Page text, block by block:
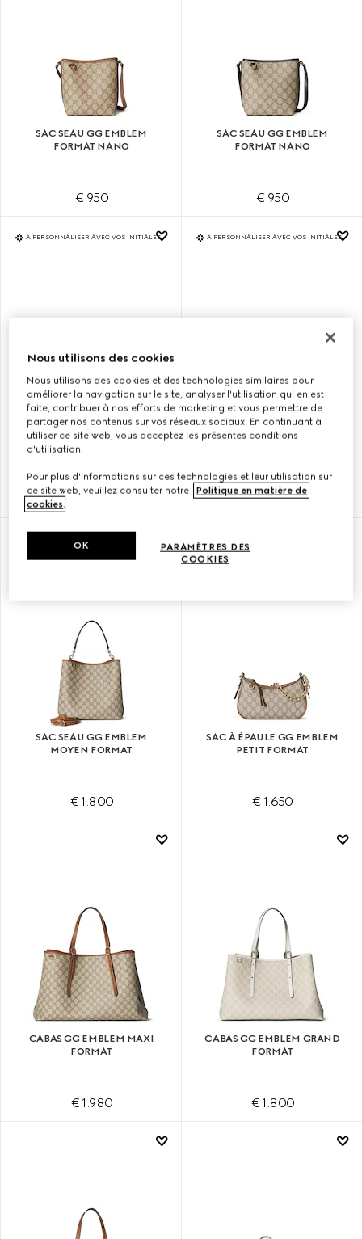
SAC SEAU GG EMBLEM
FORMAT NANO
€ 950
SAC SEAU GG EMBLEM
FORMAT NANO
€ 950
À PERSONNALISER AVEC VOS INITIALES
SAC SEAU GG EMBLEM PETIT
FORMAT
€ 1.700
À PERSONNALISER AVEC VOS INITIALES
SAC SEAU GG EMBLEM PETIT
€ 1.700
SAC SEAU GG EMBLEM
MOYEN FORMAT
€ 1.800
SAC À ÉPAULE GG EMBLEM
PETIT FORMAT
€ 1.650
CABAS GG EMBLEM MAXI
FORMAT
€ 1.980
CABAS GG EMBLEM GRAND
FORMAT
€ 1.800
Nous utilisons des cookies
Nous utilisons des cookies et des technologies similaires pour
améliorer la navigation sur le site, analyser l'utilisation qui en est
faite, contribuer à nos efforts de marketing et vous permettre de
partager nos contenus sur vos réseaux sociaux. En continuant à
utiliser ce site web, vous acceptez les présentes conditions
d'utilisation.
Pour plus d'informations sur ces technologies et leur utilisation sur
ce site web, veuillez consulter notre
Politique en matière de
cookies.
PARAMÈTRES DES
COOKIES
OK